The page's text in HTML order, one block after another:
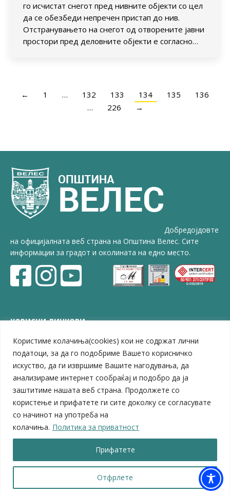
Користиме колачиња(cookies) кои не содржат лични
податоци, за да го подобриме Вашето корисничко
искуство, да ги извршиме Вашите нагодувања, да
анализираме интернет сообраќај и подобро да ја
заштитиме нашата веб страна. Продолжете со
користење и прифатете ги сите доколку се согласувате
со начинот на употреба на
колачиња. Политика за приватност
Отфрлете
Прифатете
го исчистат снегот пред нивните објекти со цел
да се обезбеди непречен пристап до нив.
Отстранувањето на снегот од отворените јавни
простори пред деловните објекти е согласно…
← 1 … 132 133 134 135
136
…
226 →
Добредојдовте
на официјалната веб страна на Општина Велес. Сите
информации за градот и околината на едно место.
КОРИСНИ ЛИНКОВИ
ЗЕЛС – Заедница на единиците на локална самоуправа
Центар за развој на Вардарски плански регион
Јавно комунално претпријатие „Дервен“
ЈПССО „Парк – спорт и паркинзи“
ЛУ „Народен Музеј“
Влада на Република Северна Македонија
Собрание на Република Северна Македонија
Министерство за финансии
Министерство за транспорт
Министерство за локална самоуправа
Министерство за дигитална трансформација
Министерство за јавна администрација
Министерство за образование и наука